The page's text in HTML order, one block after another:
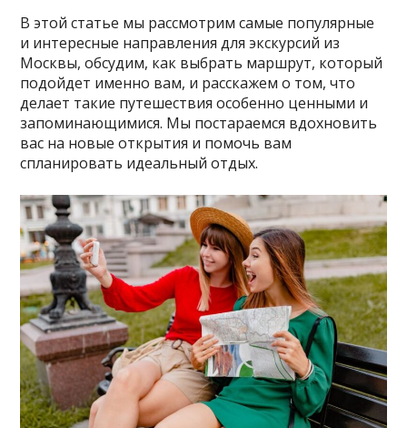
В этой статье мы рассмотрим самые популярные
и интересные направления для экскурсий из
Москвы, обсудим, как выбрать маршрут, который
подойдет именно вам, и расскажем о том, что
делает такие путешествия особенно ценными и
запоминающимися. Мы постараемся вдохновить
вас на новые открытия и помочь вам
спланировать идеальный отдых.